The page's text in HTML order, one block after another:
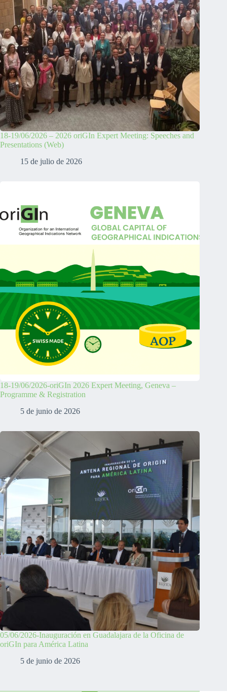
18-19/06/2026 – 2026 oriGIn Expert Meeting: Speeches and
Presentations (Web)
15 de julio de 2026
18-19/06/2026-oriGIn 2026 Expert Meeting, Geneva –
Programme & Registration
5 de junio de 2026
05/06/2026-Inauguración en Guadalajara de la Oficina de
oriGIn para América Latina
5 de junio de 2026